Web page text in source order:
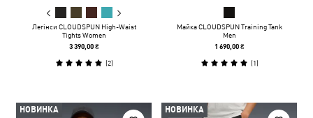
Легінси CLOUDSPUN High-Waist
Tights Women
3 390,00 ₴
(2)
Майка CLOUDSPUN Training Tank
Men
1 690,00 ₴
(1)
НОВИНКА НОВИНКА